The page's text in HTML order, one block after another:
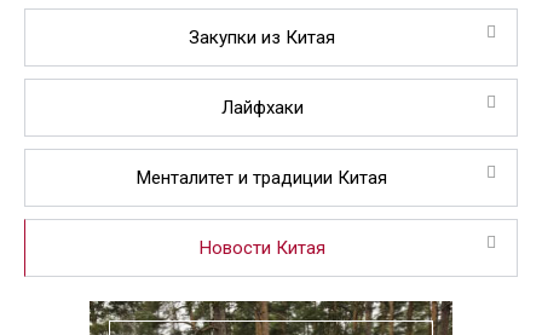
Закупки из Китая
Лайфхаки
Менталитет и традиции Китая
Новости Китая